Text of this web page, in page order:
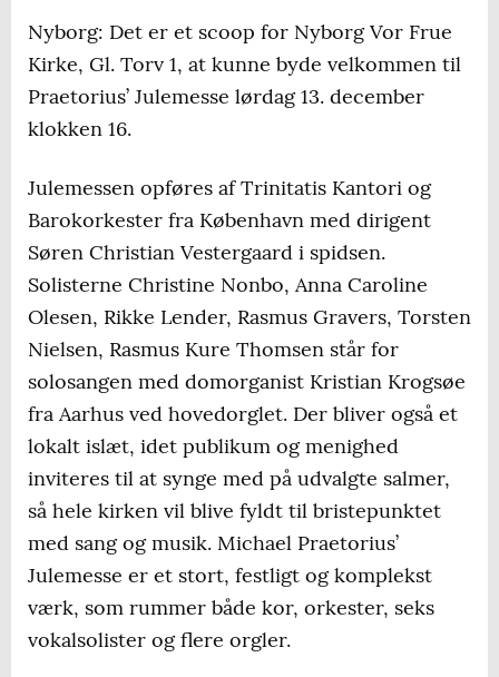
Nyborg: Det er et scoop for Nyborg Vor Frue
Kirke, Gl. Torv 1, at kunne byde velkommen til
Praetorius’ Julemesse lørdag 13. december
klokken 16.
Julemessen opføres af Trinitatis Kantori og
Barokorkester fra København med dirigent
Søren Christian Vestergaard i spidsen.
Solisterne Christine Nonbo, Anna Caroline
Olesen, Rikke Lender, Rasmus Gravers, Torsten
Nielsen, Rasmus Kure Thomsen står for
solosangen med domorganist Kristian Krogsøe
fra Aarhus ved hovedorglet. Der bliver også et
lokalt islæt, idet publikum og menighed
inviteres til at synge med på udvalgte salmer,
så hele kirken vil blive fyldt til bristepunktet
med sang og musik. Michael Praetorius’
Julemesse er et stort, festligt og komplekst
værk, som rummer både kor, orkester, seks
vokalsolister og flere orgler.